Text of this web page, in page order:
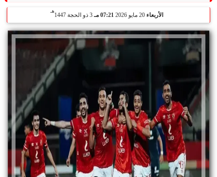
الأربعاء 20 مايو 2026 07:21 مـ 3 ذو الحجة 1447
هـ